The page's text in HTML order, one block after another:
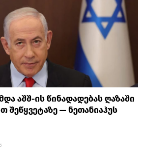
აშშ-ის წინადადებას ღაზაში
— ნეთანიაჰუს